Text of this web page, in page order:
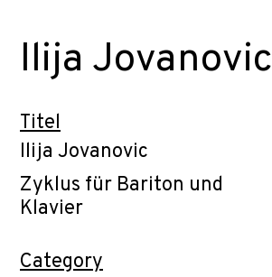
Ilija Jovanovic
Titel
Ilija Jovanovic
Zyklus für Bariton und
Klavier
Category